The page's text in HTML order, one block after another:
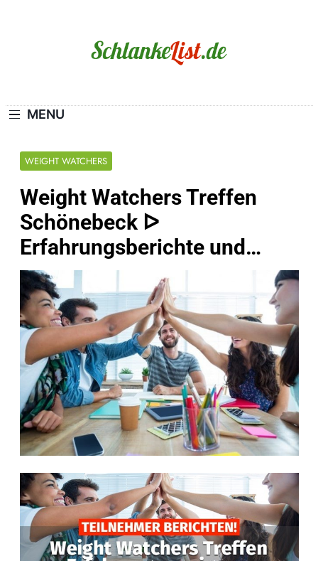
MENU
WEIGHT WATCHERS
Weight Watchers Treffen
Schönebeck ᐅ
Erfahrungsberichte und…